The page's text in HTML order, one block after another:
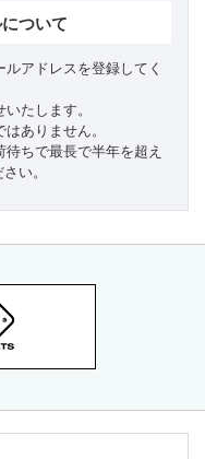
ついて
アドレスを登録してく
たします。
ありません。
ちで最長で半年を超え
い。